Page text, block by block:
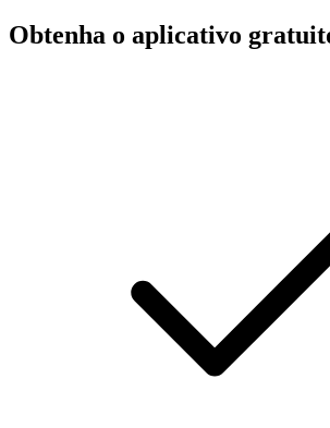
Obtenha o aplicativo